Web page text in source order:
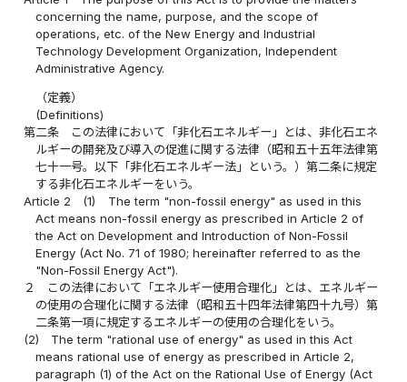
concerning the name, purpose, and the scope of
operations, etc. of the New Energy and Industrial
Technology Development Organization, Independent
Administrative Agency.
（定義）
(Definitions)
第二条
この法律において「非化石エネルギー」とは、非化石エネ
ルギーの開発及び導入の促進に関する法律（昭和五十五年法律第
七十一号。以下「非化石エネルギー法」という。）第二条に規定
する非化石エネルギーをいう。
Article 2
(1)
The term "non-fossil energy" as used in this
Act means non-fossil energy as prescribed in Article 2 of
the Act on Development and Introduction of Non-Fossil
Energy (Act No. 71 of 1980; hereinafter referred to as the
"Non-Fossil Energy Act").
２
この法律において「エネルギー使用合理化」とは、エネルギー
の使用の合理化に関する法律（昭和五十四年法律第四十九号）第
二条第一項に規定するエネルギーの使用の合理化をいう。
(2)
The term "rational use of energy" as used in this Act
means rational use of energy as prescribed in Article 2,
paragraph (1) of the Act on the Rational Use of Energy (Act